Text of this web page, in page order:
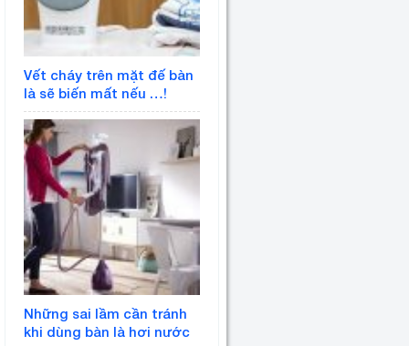
Vết cháy trên mặt đế bàn
là sẽ biến mất nếu …!
Những sai lầm cần tránh
khi dùng bàn là hơi nước